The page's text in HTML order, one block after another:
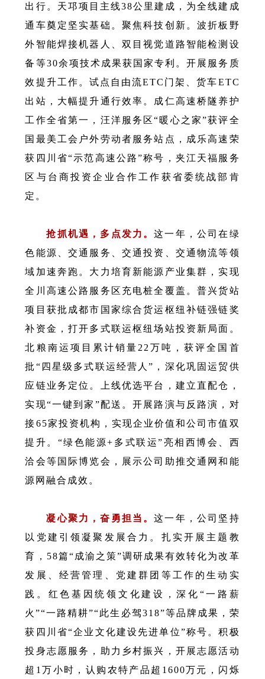
出行。天邛项目主线38公里建成，为全线建成
通车奠定坚实基础。聚焦科技创新。波折板野
外智能焊接机器人、双目视觉道路智能检测设
备等30余项技术成果获国家专利。开展服务质
效提升工作。试点自由流ETC门架、货车ETC
出站，大幅提升通行效率。成仁高速桥隧养护
工作全省第一，汪洋服务区“暖心之家”获评全
国最美工会户外劳动者服务站点，成乐高速荣
获四川省“示范高速公路”称号，夹江天福服务
区与台商投资企业合作工作获省委统战部肯
定。
抢抓机遇，多点发力。这一年，公司在绿
色能源、交通服务、交通投资、交通物流等领
域加速奔跑。 大力培育新能源产业集群，实现
全川高速公路服务区充电桩全覆盖。普兴货站
项目获批成都市国家综合货运枢纽补链强链奖
补资金，打开多式联运枢纽场站投资新局面。
北粮南运项目累计销量22万吨，获评全国首
批“四星级多式联运经营人”，深化巩固运贸供
应链业务定位。上线优选平台，建立直配仓，
实现“一键到家”配送。开展路演与反路演，对
接65家投资机构，实现企业价值和公司市值双
提升。“绿色能源+多式联运”亮相西博会、西
洽会等国际博览会，展示公司助推交通网和能
源网融合成效。
凝心聚力，奋勇担当。这一年，公司坚持
以党建引领凝聚发展合力。 扎实开展主题教
育，58篇“成渝之策”调研成果有效转化为改革
发展、经营管理、党建群团等工作的生动实
践。红色基因统领文化建设，深化“一路薪
火”“一路精耕”“此生必驾318”等品牌成果，荣
获四川省“企业文化建设先进单位”称号。积极
投身志愿服务，助力乡村振兴，开展志愿活动
超1万小时，认购农特产品超1600万元，闪烁